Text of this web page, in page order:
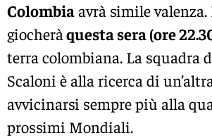
Colombiaavrà simile valenza.
giocheràquesta sera (ore
terra colombiana. La squadra
Scaloni è alla ricerca di
avvicinarsi sempre più alla
prossimi Mondiali.